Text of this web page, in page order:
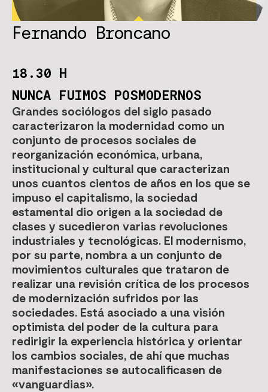
Fernando Broncano
18.30 H
NUNCA FUIMOS POSMODERNOS
Grandes sociólogos del siglo pasado
caracterizaron la modernidad como un
conjunto de procesos sociales de
reorganización económica, urbana,
institucional y cultural que caracterizan
unos cuantos cientos de años en los que se
impuso el capitalismo, la sociedad
estamental dio origen a la sociedad de
clases y sucedieron varias revoluciones
industriales y tecnológicas. El modernismo,
por su parte, nombra a un conjunto de
movimientos culturales que trataron de
realizar una revisión crítica de los procesos
de modernización sufridos por las
sociedades. Está asociado a una visión
optimista del poder de la cultura para
redirigir la experiencia histórica y orientar
los cambios sociales, de ahí que muchas
manifestaciones se autocalificasen de
«vanguardias».